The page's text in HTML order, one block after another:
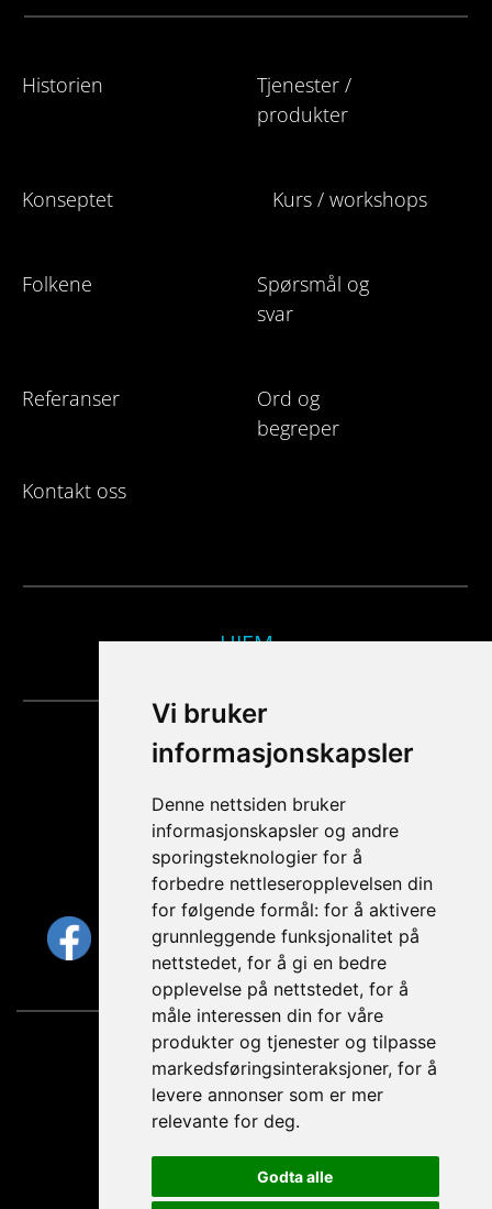
Vi bruker
informasjonskapsler
Denne nettsiden bruker
informasjonskapsler og andre
sporingsteknologier for å
forbedre nettleseropplevelsen din
for følgende formål: for å aktivere
grunnleggende funksjonalitet på
nettstedet, for å gi en bedre
opplevelse på nettstedet, for å
måle interessen din for våre
produkter og tjenester og tilpasse
markedsføringsinteraksjoner, for å
levere annonser som er mer
relevante for deg.
Godta alle
Historien
Tjenester /
produkter
Konseptet Kurs / workshops
Folkene
Spørsmål og
svar
Referanser
Ord og
begreper
Kontakt oss
HJEM
Hvilke kanaler
er du på?
FØLG OSS
Personvernerklæring
PeopleUknow AS
Krambugata 2
7011 Trondheim